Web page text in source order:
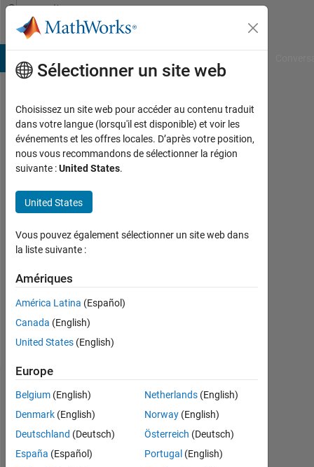
Passer au contenu
Community
Profile
Vinay
Sheshadri
Actif
2016
0
Following:
0
Follow
Tableau de bord
Statistiques
MATLAB Answers
Sélectionner un site web
Choisissez un site web pour accéder au contenu traduit
dans votre langue (lorsqu'il est disponible) et voir les
événements et les offres locales. D’après votre position,
nous vous recommandons de sélectionner la région
suivante :United States.
United States
Vous pouvez également sélectionner un site web dans
la liste suivante :
Amériques
América Latina (Español)
Canada (English)
United States (English)
Europe
Belgium (English)
Denmark (English)
Deutschland (Deutsch)
España (Español)
Netherlands(English)
Norway(English)
Österreich (Deutsch)
Portugal (English)